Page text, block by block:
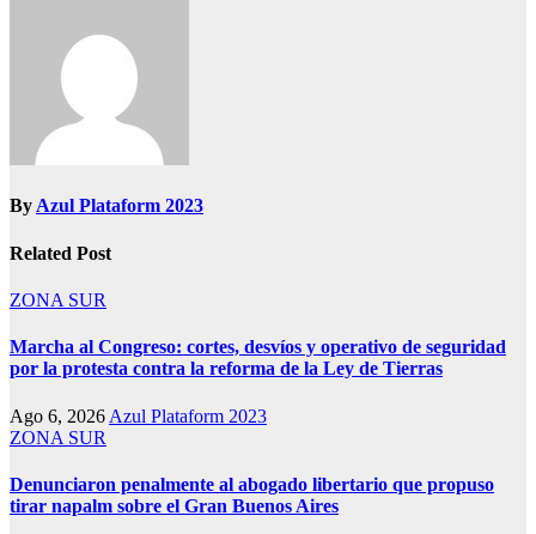
ByAzul Plataform 2023
Related Post
ZONA SUR
Marcha al Congreso: cortes, desvíos y operativo de seguridad
por la protesta contra la reforma de la Ley de Tierras
Ago 6, 2026 Azul Plataform 2023
ZONA SUR
Denunciaron penalmente al abogado libertario que propuso
tirar napalm sobre el Gran Buenos Aires